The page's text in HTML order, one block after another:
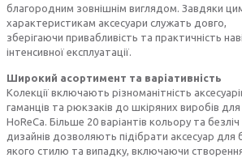
благородним зовнішнім виглядом. Завдяки
характеристикам аксесуари служать довго,
зберігаючи привабливість та практичність
інтенсивної експлуатації.
Широкий асортимент та варіативність
Колекції включають різноманітність
гаманців та рюкзаків до шкіряних виробів для
HoReCa. Більше 20 варіантів кольору та безліч
дизайнів дозволяють підібрати аксесуар для
якого стилю та випадку, включаючи